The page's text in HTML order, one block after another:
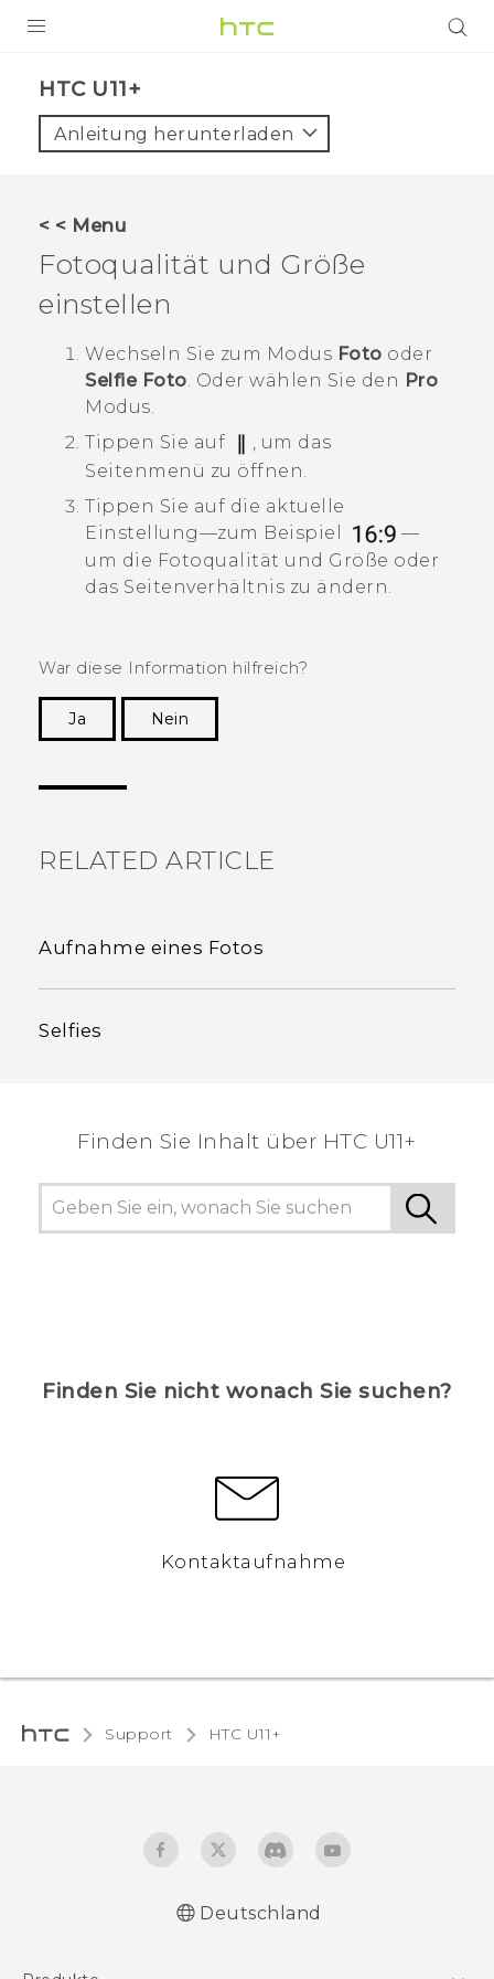
VIVE
VIVERSE
UNTERSTÜTZUNG
HTC-Geräte und Zubehör
HTC U11+‎
Anleitung herunterladen
< < Menu
Fotoqualität und Größe
einstellen
Wechseln Sie zum Modus Foto oder
Selfie Foto. Oder wählen Sie den Pro
Modus.
Tippen Sie auf
, um das
Seitenmenü zu öffnen.
Tippen Sie auf die aktuelle
Einstellung—zum Beispiel
—
um die Fotoqualität und Größe oder
das Seitenverhältnis zu ändern.
War diese Information hilfreich?
Ja
Nein
RELATED ARTICLE
Aufnahme eines Fotos
Selfies
Finden Sie Inhalt über‎ HTC U11+
Finden Sie nicht wonach Sie suchen?
Kontaktaufnahme
Support HTC U11+‎
Deutschland